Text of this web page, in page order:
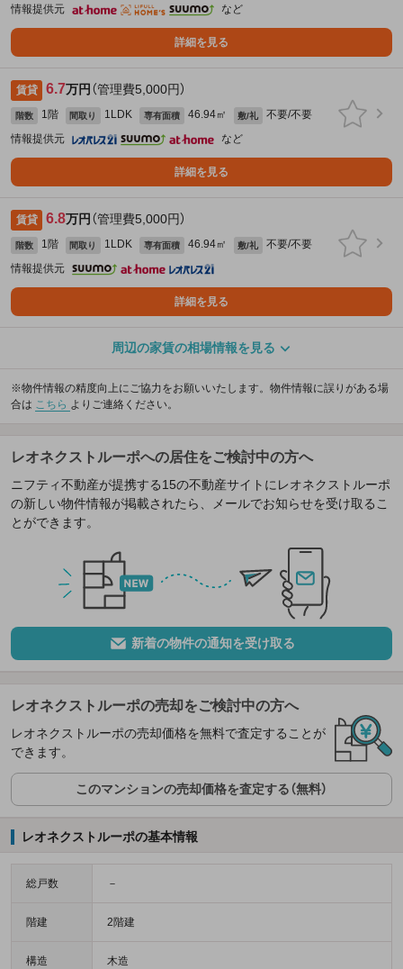
情報提供元
など
詳細を見る
賃貸 6.7万円 （管理費5,000円）
階数 1階 間取り 1LDK 専有面積 46.94㎡ 敷/礼
不要/不要
情報提供元
など
詳細を見る
賃貸 6.8万円 （管理費5,000円）
階数 1階 間取り 1LDK 専有面積 46.94㎡ 敷/礼
不要/不要
情報提供元
詳細を見る
周辺の家賃の相場情報を見る
※物件情報の精度向上にご協力をお願いいたします。物件情報に誤りがある場
合は こちら よりご連絡ください。
レオネクストルーポへの居住をご検討中の方へ
ニフティ不動産が提携する15の不動産サイトにレオネクストルーポ
の新しい物件情報が掲載されたら、メールでお知らせを受け取るこ
とができます。
新着の物件の通知を受け取る
レオネクストルーポの売却をご検討中の方へ
レオネクストルーポの売却価格を無料で査定することが
できます。
このマンションの売却価格を査定する（無料）
レオネクストルーポの基本情報
総戸数 －
階建 2階建
構造 木造